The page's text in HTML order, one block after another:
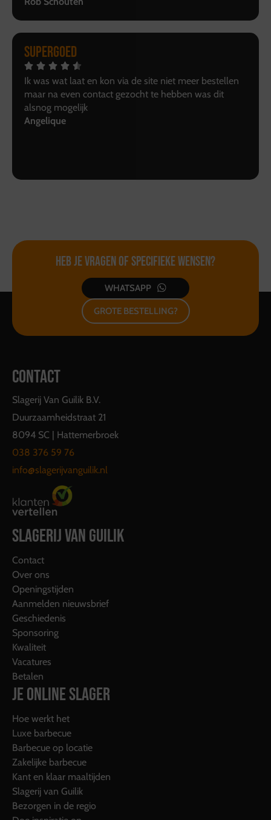
Supergoed
Ik was wat laat en kon via de site niet meer bestellen
maar na even contact gezocht te hebben was dit
alsnog mogelijk
Angelique
Heb je vragen ofspecifieke wensen?
WHATSAPP
GROTE BESTELLING?
CONTACT
Slagerij Van Guilik B.V.
Duurzaamheidstraat 21
8094 SC | Hattemerbroek
038 376 59 76
info@slagerijvanguilik.nl
SLAGERIJ VAN GUILIK
Contact
Over ons
Openingstijden
Aanmelden nieuwsbrief
Geschiedenis
Sponsoring
Kwaliteit
Vacatures
Betalen
JE ONLINE SLAGER
Hoe werkt het
Luxe barbecue
Barbecue op locatie
Zakelijke barbecue
Kant en klaar maaltijden
Slagerij van Guilik
Bezorgen in de regio